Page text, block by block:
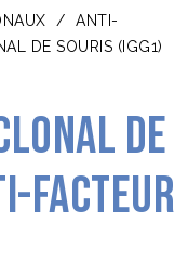
/
ANTI-
DE SOURIS (IGG1)
de
Facteur